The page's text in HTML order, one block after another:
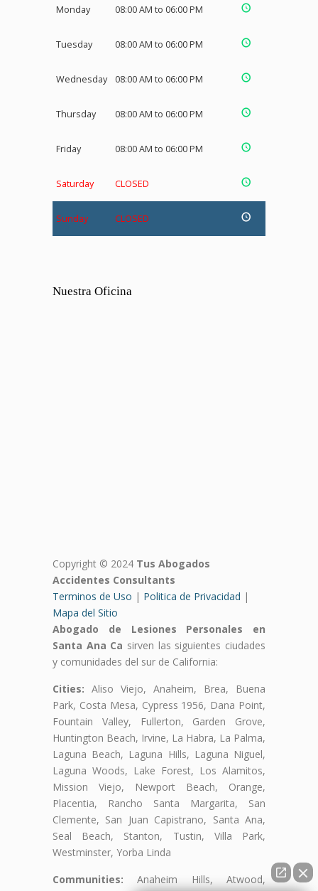
Monday 08:00 AM to 06:00 PM
Tuesday 08:00 AM to 06:00 PM
Wednesday 08:00 AM to 06:00 PM
Thursday 08:00 AM to 06:00 PM
Friday 08:00 AM to 06:00 PM
Saturday CLOSED
Sunday CLOSED
Nuestra Oficina
Copyright © 2024 Tus Abogados
Accidentes Consultants
Terminos de Uso | Politica de Privacidad |
Mapa del Sitio
Abogado de Lesiones Personales en
Santa Ana Ca sirven las siguientes ciudades
y comunidades del sur de California:
Cities: Aliso Viejo, Anaheim, Brea, Buena
Park, Costa Mesa, Cypress 1956, Dana Point,
Fountain Valley, Fullerton, Garden Grove,
Huntington Beach, Irvine, La Habra, La Palma,
Laguna Beach, Laguna Hills, Laguna Niguel,
Laguna Woods, Lake Forest, Los Alamitos,
Mission Viejo, Newport Beach, Orange,
Placentia, Rancho Santa Margarita, San
Clemente, San Juan Capistrano, Santa Ana,
Seal Beach, Stanton, Tustin, Villa Park,
Westminster, Yorba Linda
Communities: Anaheim Hills, Atwood,